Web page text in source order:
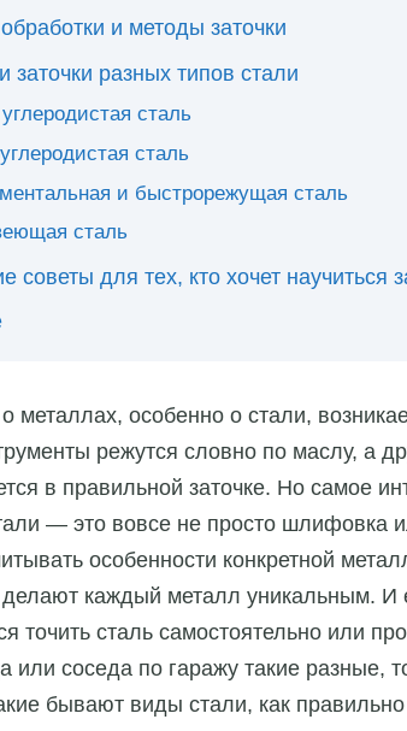
и методы заточки
заточки разных типов стали
сталь
сталь
и быстрорежущая сталь
сталь
советы для тех, кто хочет научиться
о металлах, особенно о стали,
режутся словно по маслу, а
в правильной заточке. Но самое
— это вовсе не просто шлифовка
особенности конкретной
каждый металл уникальным. И
точить сталь самостоятельно или
или соседа по гаражу такие разные,
бывают виды стали, как правильно